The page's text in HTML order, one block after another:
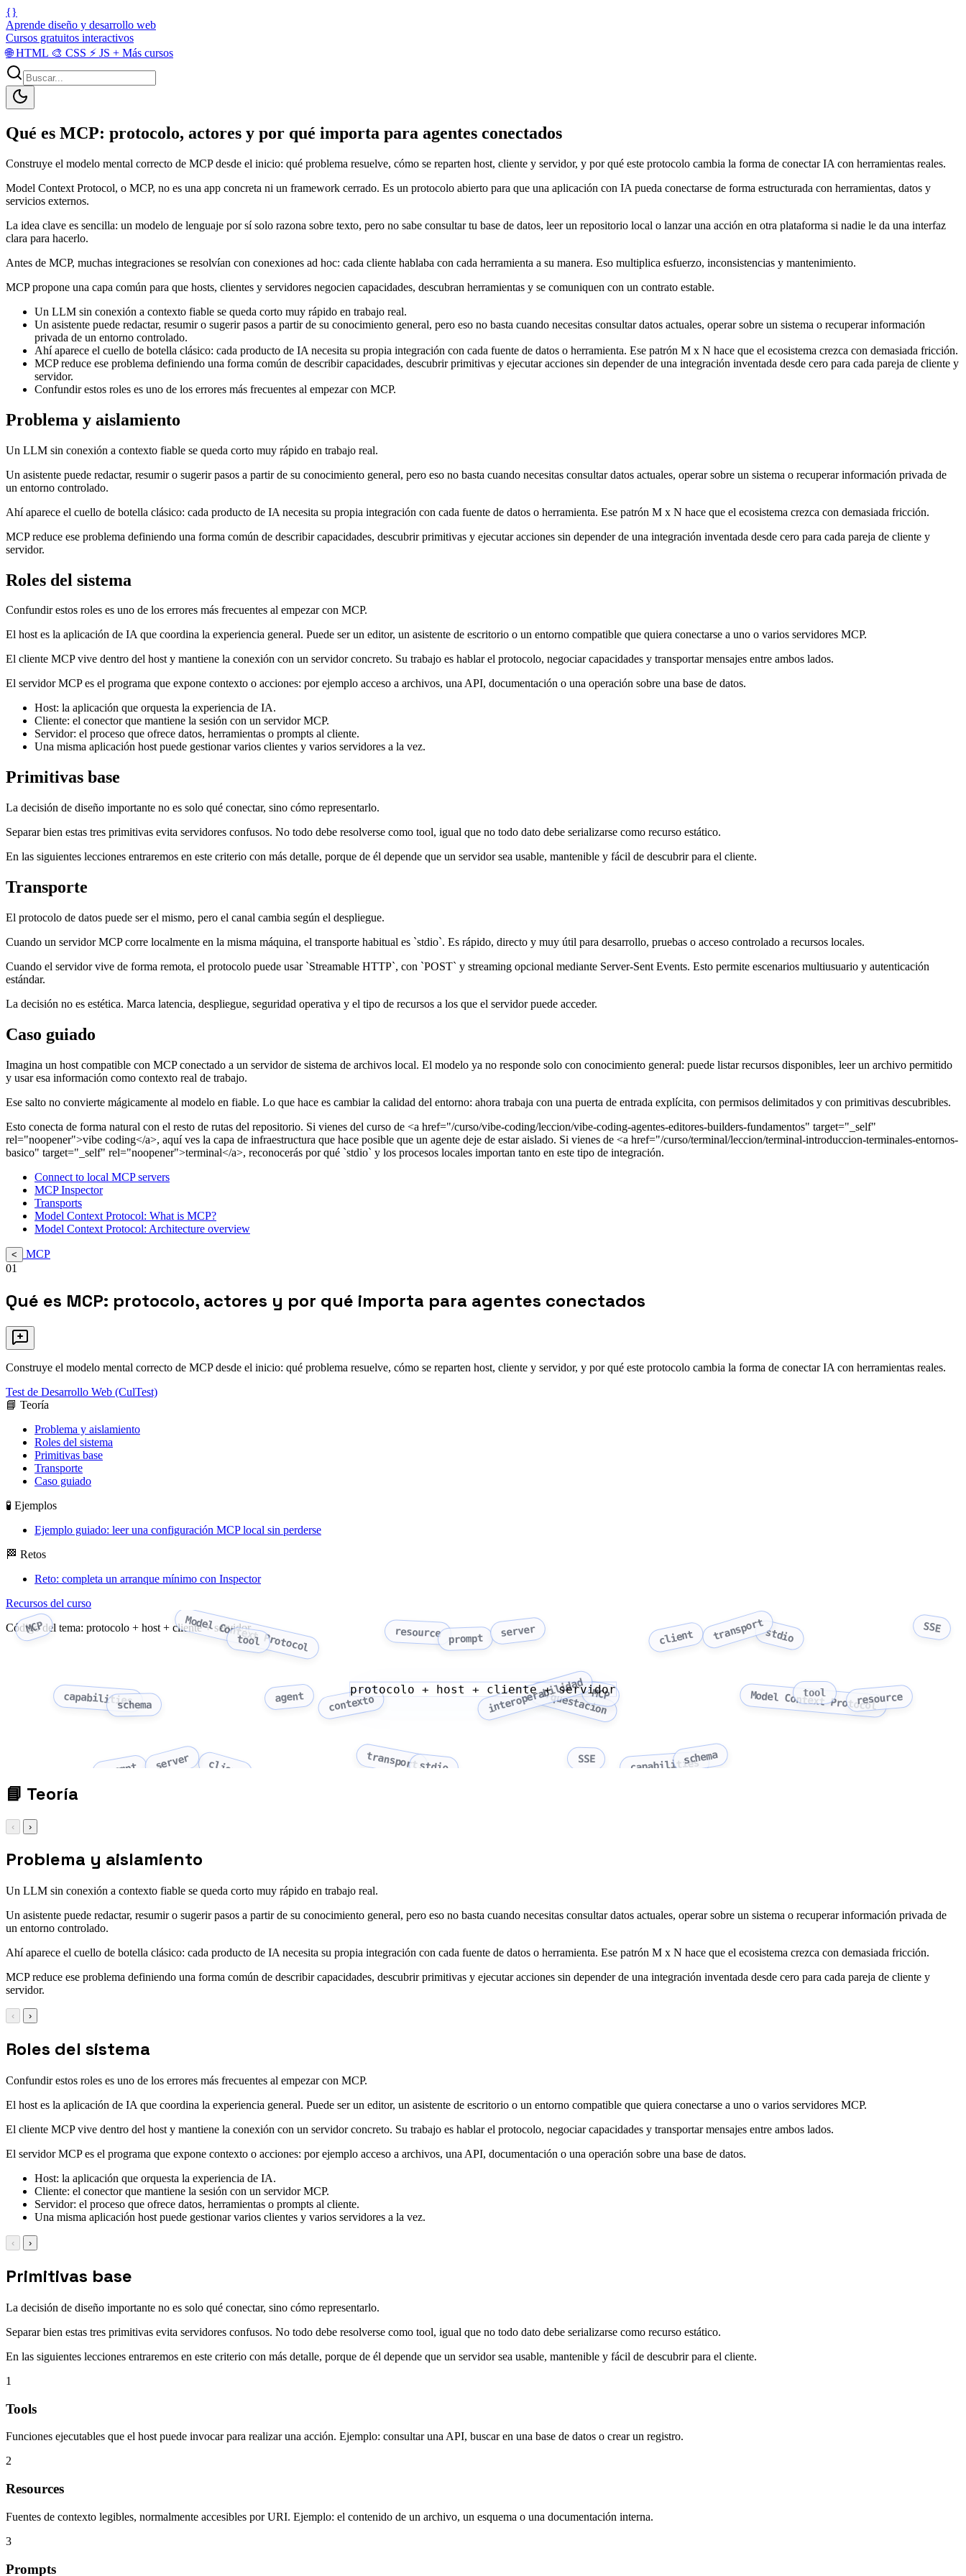
{}
Aprende diseño y desarrollo web
Cursos gratuitos interactivos
🌐HTML 🎨 CSS ⚡ JS + Más cursos
Qué es MCP: protocolo, actores y por qué importa para agentes conectados
Construye el modelo mental correcto de MCP desde el inicio: qué problema resuelve, cómo se reparten host, cliente y servidor, y por qué este protocolo cambia la forma de conectar IA con herramientas reales.
Model Context Protocol, o MCP, no es una app concreta ni un framework cerrado. Es un protocolo abierto para que una aplicación con IA pueda conectarse de forma estructurada con herramientas, datos y
servicios externos.
La idea clave es sencilla: un modelo de lenguaje por sí solo razona sobre texto, pero no sabe consultar tu base de datos, leer un repositorio local o lanzar una acción en otra plataforma si nadie le da una interfaz
clara para hacerlo.
Antes de MCP, muchas integraciones se resolvían con conexiones ad hoc: cada cliente hablaba con cada herramienta a su manera. Eso multiplica esfuerzo, inconsistencias y mantenimiento.
MCP propone una capa común para que hosts, clientes y servidores negocien capacidades, descubran herramientas y se comuniquen con un contrato estable.
Un LLM sin conexión a contexto fiable se queda corto muy rápido en trabajo real.
Un asistente puede redactar, resumir o sugerir pasos a partir de su conocimiento general, pero eso no basta cuando necesitas consultar datos actuales, operar sobre un sistema o recuperar información
privada de un entorno controlado.
Ahí aparece el cuello de botella clásico: cada producto de IA necesita su propia integración con cada fuente de datos o herramienta. Ese patrón M x N hace que el ecosistema crezca con demasiada fricción.
MCP reduce ese problema definiendo una forma común de describir capacidades, descubrir primitivas y ejecutar acciones sin depender de una integración inventada desde cero para cada pareja de cliente y
servidor.
Confundir estos roles es uno de los errores más frecuentes al empezar con MCP.
Problema y aislamiento
Un LLM sin conexión a contexto fiable se queda corto muy rápido en trabajo real.
Un asistente puede redactar, resumir o sugerir pasos a partir de su conocimiento general, pero eso no basta cuando necesitas consultar datos actuales, operar sobre un sistema o recuperar información privada de
un entorno controlado.
Ahí aparece el cuello de botella clásico: cada producto de IA necesita su propia integración con cada fuente de datos o herramienta. Ese patrón M x N hace que el ecosistema crezca con demasiada fricción.
MCP reduce ese problema definiendo una forma común de describir capacidades, descubrir primitivas y ejecutar acciones sin depender de una integración inventada desde cero para cada pareja de cliente y
servidor.
Roles del sistema
Confundir estos roles es uno de los errores más frecuentes al empezar con MCP.
El host es la aplicación de IA que coordina la experiencia general. Puede ser un editor, un asistente de escritorio o un entorno compatible que quiera conectarse a uno o varios servidores MCP.
El cliente MCP vive dentro del host y mantiene la conexión con un servidor concreto. Su trabajo es hablar el protocolo, negociar capacidades y transportar mensajes entre ambos lados.
El servidor MCP es el programa que expone contexto o acciones: por ejemplo acceso a archivos, una API, documentación o una operación sobre una base de datos.
Host: la aplicación que orquesta la experiencia de IA.
Cliente: el conector que mantiene la sesión con un servidor MCP.
Servidor: el proceso que ofrece datos, herramientas o prompts al cliente.
Una misma aplicación host puede gestionar varios clientes y varios servidores a la vez.
Primitivas base
La decisión de diseño importante no es solo qué conectar, sino cómo representarlo.
Separar bien estas tres primitivas evita servidores confusos. No todo debe resolverse como tool, igual que no todo dato debe serializarse como recurso estático.
En las siguientes lecciones entraremos en este criterio con más detalle, porque de él depende que un servidor sea usable, mantenible y fácil de descubrir para el cliente.
Transporte
El protocolo de datos puede ser el mismo, pero el canal cambia según el despliegue.
Cuando un servidor MCP corre localmente en la misma máquina, el transporte habitual es `stdio`. Es rápido, directo y muy útil para desarrollo, pruebas o acceso controlado a recursos locales.
Cuando el servidor vive de forma remota, el protocolo puede usar `Streamable HTTP`, con `POST` y streaming opcional mediante Server-Sent Events. Esto permite escenarios multiusuario y autenticación
estándar.
La decisión no es estética. Marca latencia, despliegue, seguridad operativa y el tipo de recursos a los que el servidor puede acceder.
Caso guiado
Imagina un host compatible con MCP conectado a un servidor de sistema de archivos local. El modelo ya no responde solo con conocimiento general: puede listar recursos disponibles, leer un archivo permitido
y usar esa información como contexto real de trabajo.
Ese salto no convierte mágicamente al modelo en fiable. Lo que hace es cambiar la calidad del entorno: ahora trabaja con una puerta de entrada explícita, con permisos delimitados y con primitivas descubribles.
Esto conecta de forma natural con el resto de rutas del repositorio. Si vienes del curso de <a href="/curso/vibe-coding/leccion/vibe-coding-agentes-editores-builders-fundamentos" target="_self"
rel="noopener">vibe coding</a>, aquí ves la capa de infraestructura que hace posible que un agente deje de estar aislado. Si vienes de <a href="/curso/terminal/leccion/terminal-introduccion-terminales-entornos-
basico" target="_self" rel="noopener">terminal</a>, reconocerás por qué `stdio` y los procesos locales importan tanto en este tipo de integración.
Connect to local MCP servers
MCP Inspector
Transports
Model Context Protocol: What is MCP?
Model Context Protocol: Architecture overview
<
MCP
01
Qué es MCP: protocolo, actores y por qué importa para agentes conectados
Construye el modelo mental correcto de MCP desde el inicio: qué problema resuelve, cómo se reparten host, cliente y servidor, y por qué este protocolo cambia la forma de conectar IA con herramientas reales.
Test de Desarrollo Web (CulTest)
📘 Teoría
Problema y aislamiento
Roles del sistema
Primitivas base
Transporte
Caso guiado
🧪 Ejemplos
Ejemplo guiado: leer una configuración MCP local sin perderse
🏁 Retos
Reto: completa un arranque mínimo con Inspector
Recursos del curso
Código del tema: protocolo + host + cliente + servidor
MCP Model Context Protocol
tool
resource prompt
server client transportstdio SSE
capabilitiesschema
agent contexto interoperabilidad
orquestacion
MCP Model Context Protocol
tool resource
prompt server client transportstdio
SSE capabilitiesschema
protocolo + host + cliente + servidor
📘 Teoría
‹ ›
Problema y aislamiento
Un LLM sin conexión a contexto fiable se queda corto muy rápido en trabajo real.
Un asistente puede redactar, resumir o sugerir pasos a partir de su conocimiento general, pero eso no basta cuando necesitas consultar datos actuales, operar sobre un sistema o recuperar información privada de
un entorno controlado.
Ahí aparece el cuello de botella clásico: cada producto de IA necesita su propia integración con cada fuente de datos o herramienta. Ese patrón M x N hace que el ecosistema crezca con demasiada fricción.
MCP reduce ese problema definiendo una forma común de describir capacidades, descubrir primitivas y ejecutar acciones sin depender de una integración inventada desde cero para cada pareja de cliente y
servidor.
‹ ›
Roles del sistema
Confundir estos roles es uno de los errores más frecuentes al empezar con MCP.
El host es la aplicación de IA que coordina la experiencia general. Puede ser un editor, un asistente de escritorio o un entorno compatible que quiera conectarse a uno o varios servidores MCP.
El cliente MCP vive dentro del host y mantiene la conexión con un servidor concreto. Su trabajo es hablar el protocolo, negociar capacidades y transportar mensajes entre ambos lados.
El servidor MCP es el programa que expone contexto o acciones: por ejemplo acceso a archivos, una API, documentación o una operación sobre una base de datos.
Host: la aplicación que orquesta la experiencia de IA.
Cliente: el conector que mantiene la sesión con un servidor MCP.
Servidor: el proceso que ofrece datos, herramientas o prompts al cliente.
Una misma aplicación host puede gestionar varios clientes y varios servidores a la vez.
‹ ›
Primitivas base
La decisión de diseño importante no es solo qué conectar, sino cómo representarlo.
Separar bien estas tres primitivas evita servidores confusos. No todo debe resolverse como tool, igual que no todo dato debe serializarse como recurso estático.
En las siguientes lecciones entraremos en este criterio con más detalle, porque de él depende que un servidor sea usable, mantenible y fácil de descubrir para el cliente.
1
Tools
Funciones ejecutables que el host puede invocar para realizar una acción. Ejemplo: consultar una API, buscar en una base de datos o crear un registro.
2
Resources
Fuentes de contexto legibles, normalmente accesibles por URI. Ejemplo: el contenido de un archivo, un esquema o una documentación interna.
3
Prompts